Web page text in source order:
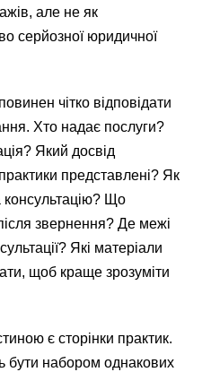
але не як
серйозної юридичної
чітко відповідати
Хто надає послуги?
Який досвід
представлені? Як
консультацію? Що
звернення? Де межі
Які матеріали
щоб краще зрозуміти
є сторінки практик.
бути набором однакових